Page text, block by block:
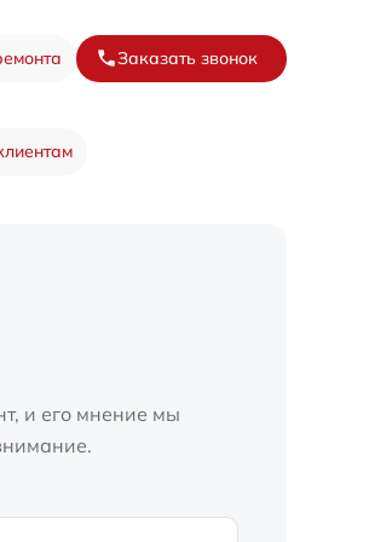
Заказать звонок
и его мнение мы